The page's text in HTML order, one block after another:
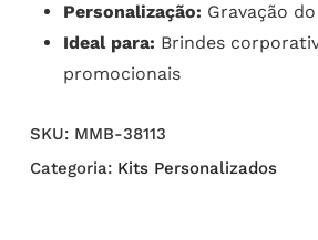
Personalização: Gravação
Ideal para: Brindes
promocionais
SKU: MMB-38113
Categoria: Kits Personalizados